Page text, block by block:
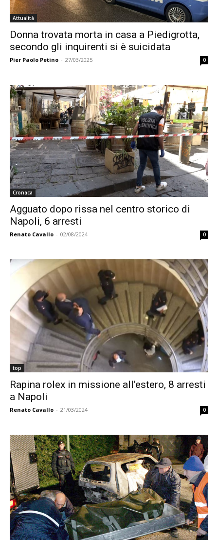
Attualità
Donna trovata morta in casa a Piedigrotta,
secondo gli inquirenti si è suicidata
Pier Paolo Petino - 27/03/2025 0
Cronaca
Agguato dopo rissa nel centro storico di
Napoli, 6 arresti
Renato Cavallo - 02/08/2024 0
top
Rapina rolex in missione all’estero, 8 arresti
a Napoli
Renato Cavallo - 21/03/2024 0